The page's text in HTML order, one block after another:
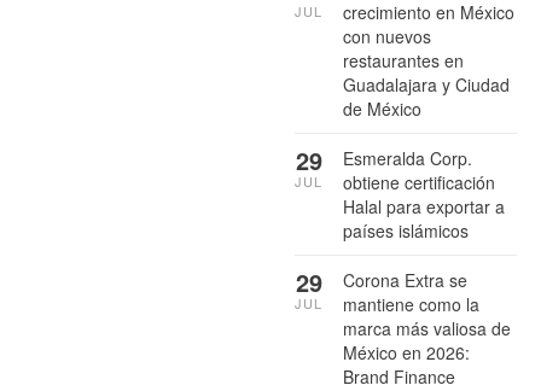
crecimiento en México
con nuevos
restaurantes en
Guadalajara y Ciudad
de México
JUL
Esmeralda Corp.
obtiene certificación
Halal para exportar a
países islámicos
29
JUL
Corona Extra se
mantiene como la
marca más valiosa de
México en 2026:
Brand Finance
29
JUL